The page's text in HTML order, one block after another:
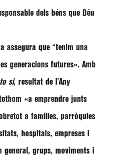
dels béns que Déu
assegura que “tenim una
generacions futures». Amb
si, resultat de l’Any
«a emprendre junts
a famílies, parròquies
hospitals, empreses i
general, grups, moviments i